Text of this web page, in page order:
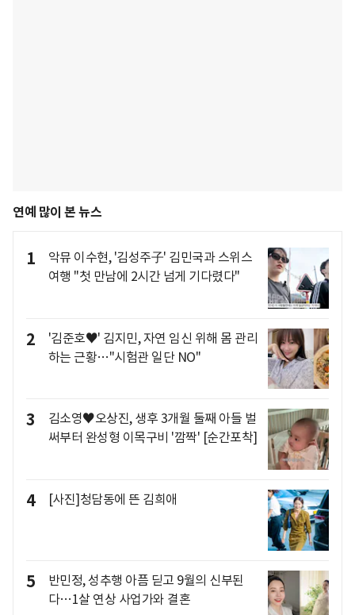
연예 많이 본 뉴스
1
악뮤 이수현, '김성주子' 김민국과 스위스
여행 "첫 만남에 2시간 넘게 기다렸다"
2
'김준호♥' 김지민, 자연 임신 위해 몸 관리
하는 근황…"시험관 일단 NO"
3
김소영♥오상진, 생후 3개월 둘째 아들 벌
써부터 완성형 이목구비 '깜짝' [순간포착]
4 [사진]청담동에 뜬 김희애
5
반민정, 성추행 아픔 딛고 9월의 신부된
다…1살 연상 사업가와 결혼